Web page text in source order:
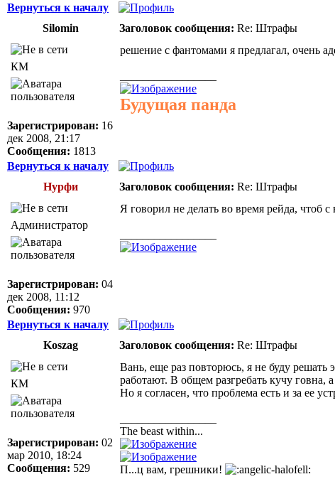
Вернуться к началу
Silomin
Заголовок сообщения: Re: Штрафы
КМ
Зарегистрирован: 16
дек 2008, 21:17
Сообщения: 1813
решение с фантомами я предлагал, очень
Будущая панда
Вернуться к началу
Нурфи
Заголовок сообщения: Re: Штрафы
Администратор
Зарегистрирован: 04
дек 2008, 11:12
Сообщения: 970
Я говорил не делать во время рейда, чтоб
Вернуться к началу
Koszag
Заголовок сообщения: Re: Штрафы
КМ
Зарегистрирован: 02
мар 2010, 18:24
Сообщения: 529
Вань, еще раз повторюсь, я не буду
работают. В общем разгребать кучу говна,
Но я согласен, что проблема есть и за ее
The beast within...
П...ц вам, грешники!